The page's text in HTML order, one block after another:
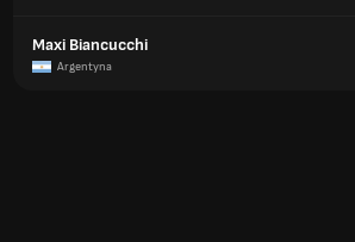
Maxi Biancucchi
Argentyna